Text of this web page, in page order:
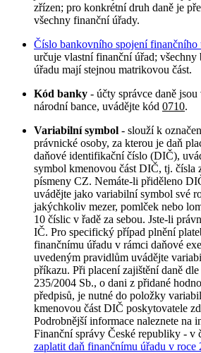
zřízen; pro konkrétní druh daně je
všechny finanční úřady.
Číslo bankovního spojení finančního
určuje vlastní finanční úřad;
úřadu mají stejnou matrikovou část.
Kód banky - účty správce daně
národní bance, uvádějte kód 0710.
Variabilní symbol - slouží k
právnické osoby, za kterou je daň
daňové identifikační číslo (DIČ),
symbol kmenovou část DIČ, tj. čísla
písmeny CZ. Nemáte-li přiděleno
uvádějte jako variabilní symbol své
jakýchkoliv mezer, pomlček nebo
10 číslic v řadě za sebou. Jste-li
IČ. Pro specifický případ plnění
finančnímu úřadu v rámci daňové
uvedeným pravidlům uvádějte
příkazu. Při placení zajištění daně
235/2004 Sb., o dani z přidané
předpisů, je nutné do položky
kmenovou část DIČ poskytovatele
Podrobnější informace naleznete na
Finanční správy České republiky - v
zaplatit daň finančnímu úřadu v roce